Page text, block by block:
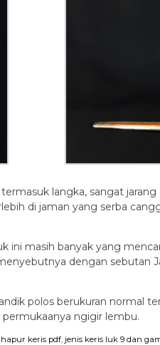
langka, sangat
di jaman yang serba
ini masih banyak yang
dengan sebutan
polos berukuran normal
ngigir lembu.
keris pdf, jenis keris luk 9 dan